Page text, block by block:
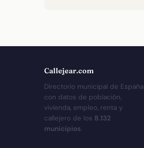
Callejear.com
Directorio municipal de España
con datos de población,
vivienda, empleo, renta y
callejero de los 8.132
municipios.